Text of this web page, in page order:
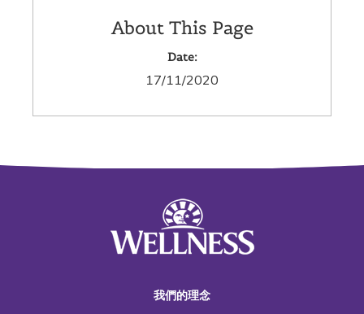
About This Page
Date:
17/11/2020
我們的理念